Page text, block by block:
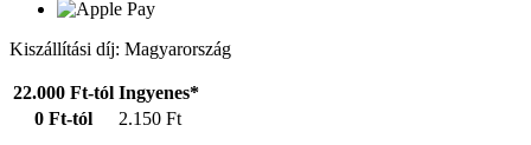
Kiszállítási díj: Magyarország
22.000 Ft-tól Ingyenes*
0 Ft-tól
2.150 Ft